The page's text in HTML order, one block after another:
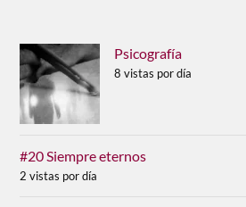
Psicografía
8 vistas por día
#20 Siempre eternos
2 vistas por día